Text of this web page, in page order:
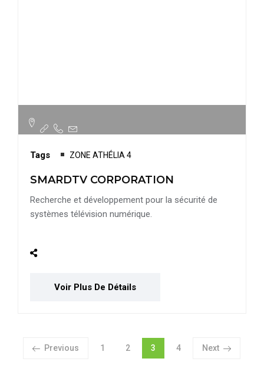
Tags ZONE ATHÉLIA 4
SMARDTV CORPORATION
Recherche et développement pour la sécurité de
systèmes télévision numérique.
Voir Plus De Détails
Previous Page
1 Page
2 Page
3 Page
4 Next